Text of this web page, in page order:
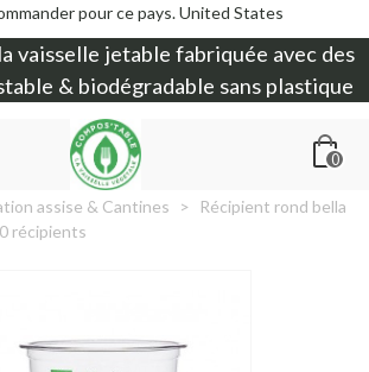
pour ce pays.United States
vaisselle jetable fabriquée avec des
& biodégradable sans plastique
0
assise & Cantines >
Récipient rond bella
récipients